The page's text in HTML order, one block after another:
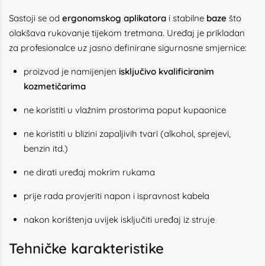
Sastoji se od ergonomskog aplikatora i stabilne baze što
olakšava rukovanje tijekom tretmana. Uređaj je prikladan
za profesionalce uz jasno definirane sigurnosne smjernice:
proizvod je namijenjen isključivo kvalificiranim
kozmetičarima
ne koristiti u vlažnim prostorima poput kupaonice
ne koristiti u blizini zapaljivih tvari (alkohol, sprejevi,
benzin itd.)
ne dirati uređaj mokrim rukama
prije rada provjeriti napon i ispravnost kabela
nakon korištenja uvijek isključiti uređaj iz struje
Tehničke karakteristike